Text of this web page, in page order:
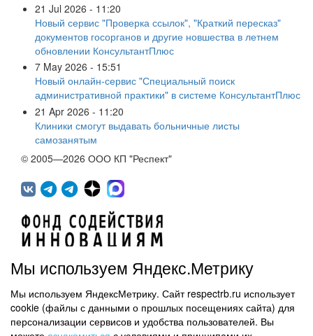
21 Jul 2026 - 11:20
Новый сервис "Проверка ссылок", "Краткий пересказ"
документов госорганов и другие новшества в летнем
обновлении КонсультантПлюс
7 May 2026 - 15:51
Новый онлайн-сервис "Специальный поиск
административной практики" в системе КонсультантПлюс
21 Apr 2026 - 11:20
Клиники смогут выдавать больничные листы
самозанятым
© 2005—2026 ООО КП "Респект"
450071, г.Уфа, ул. 50 лет СССР, д.48 корп.1, офис 307
(347) 291 20 70
Контактная информация
Мы используем Яндекс.Метрику
Мы используем ЯндексМетрику. Сайт respectrb.ru использует
cookie (файлы с данными о прошлых посещениях сайта) для
персонализации сервисов и удобства пользователей. Вы